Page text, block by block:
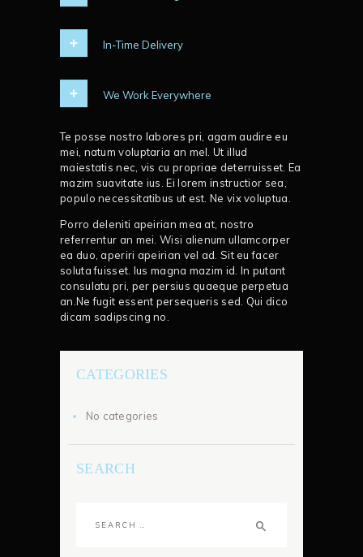
In-Time Delivery
We Work Everywhere
Te posse nostro labores pri, agam audire eu
mei, natum voluptaria an mel. Ut illud
maiestatis nec, vis cu propriae deterruisset. Ea
mazim suavitate ius. Ei lorem instructior sea,
populo necessitatibus ut est. Ne vix voluptua.
Porro deleniti apeirian mea at, nostro
referrentur an mei. Wisi alienum ullamcorper
ea duo, aperiri apeirian vel ad. Sit eu facer
soluta fuisset. Ius magna mazim id. In putant
consulatu pri, per persius quaeque perpetua
an.Ne fugit essent persequeris sed. Qui dico
dicam sadipscing no.
CATEGORIES
No categories
SEARCH